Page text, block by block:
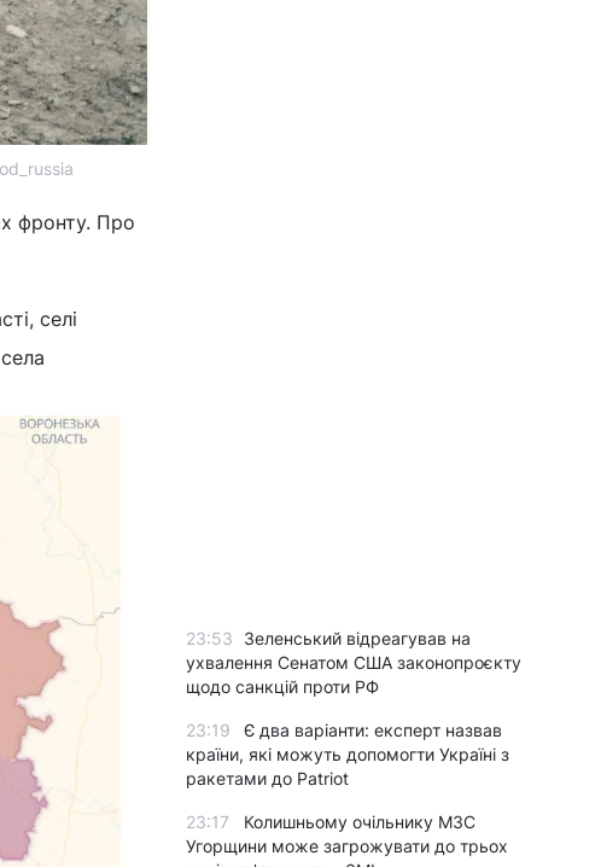
фронту. Про
селі
23:53
Зеленський відреагував на
ухвалення Сенатом США законопроєкту
щодо санкцій проти РФ
23:19
Є два варіанти: експерт назвав
країни, які можуть допомогти Україні з
ракетами до Patriot
23:17
Колишньому очільнику МЗС
Угорщини може загрожувати до трьох